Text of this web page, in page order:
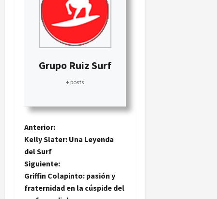
Grupo Ruiz Surf
+ posts
N
a
v
e
Anterior:
Kelly Slater: Una Leyenda
del Surf
Siguiente:
Griffin Colapinto: pasión y
fraternidad en la cúspide del